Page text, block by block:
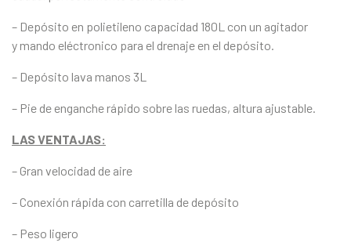
– Depósito en polietileno capacidad 180L con un agitador
y mando eléctronico para el drenaje en el depósito.
– Depósito lava manos 3L
– Pie de enganche rápido sobre las ruedas, altura ajustable.
LAS VENTAJAS:
– Gran velocidad de aire
– Conexión rápida con carretilla de depósito
– Peso ligero